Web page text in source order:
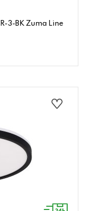
3-BK Zuma Line